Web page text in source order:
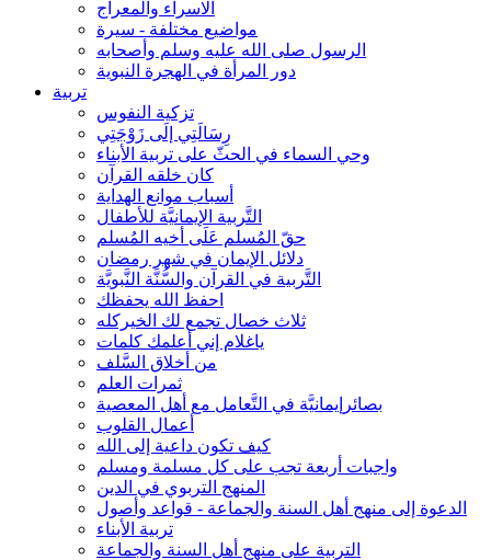
الاسراء والمعراج
مواضيع مختلفة - سيرة
الرسول صلى الله عليه وسلم وأصحابه
دور المرأة في الهجرة النبوية
تربية
تزكية النفوس
رِسَالَتِي إلَى زَوْجَتِي
وحي السماء في الحثّ على تربية الأبناء
كان خلقه القرآن
أسباب موانع الهداية
التَّربية الإيمانيَّة للأطفال
حقّ المُسلم عَلَى أخيه المُسلم
دلائل الإيمان في شهر رمضان
التَّربية في القرآن والسُّنَّة النَّبويَّة
احفظ الله يحفظك
ثلاث خصال تجمع لك الخيركله
ياغلام إني أعلمك كلمات
من أخلاق السَّلف
ثمرات العلم
بصائرإيمانيَّة في التَّعامل مع أهل المعصية
أعمال القلوب
كيف تكون داعية إلى الله
واجبات أربعة تجب على كل مسلمة ومسلم
المنهج التربوي في الدين
الدعوة إلى منهج أهل السنة والجماعة - قواعد وأصول
تربية الأبناء
التربية على منهج أهل السنة والجماعة